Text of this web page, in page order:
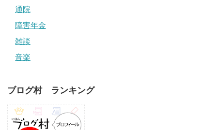
通院
障害年金
雑談
音楽
ブログ村 ランキング